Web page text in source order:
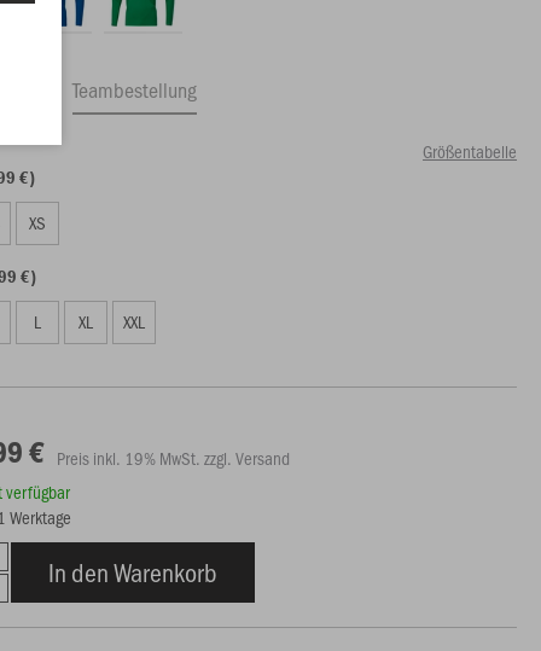
Teambestellung
Größentabelle
€)
XS
€)
L XL XXL
€ Preis inkl. 19% MwSt. zzgl. Versand
verfügbar
Werktage
In den Warenkorb